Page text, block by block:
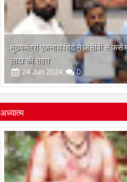
मुख्यमंत्री एकनाथ शिंदे ने जेसीबी से फंसे
लाख की राहत
24 Jun 2024 0
अध्यात्म